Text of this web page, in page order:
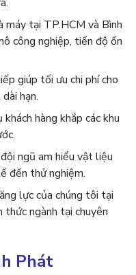
máy tại TP.HCM và Bình
công nghiệp, tiến độ ổn
giúp tối ưu chi phí cho
hạn.
khách hàng khắp các khu
đội ngũ am hiểu vật liệu
đến thử nghiệm.
lực của chúng tôi tại
thức ngành tại chuyên
Phát